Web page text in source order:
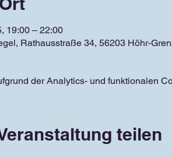
19:00 – 22:00
Rathausstraße 34, 56203 Höhr-
der Analytics- und funktionalen
teilen